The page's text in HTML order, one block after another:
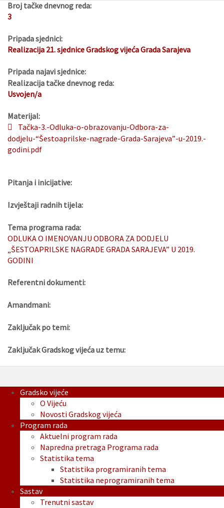
Broj tačke dnevnog reda:
3
Pripada sjednici:
Realizacija 21. sjednice Gradskog vijeća Grada Sarajeva
Pripada najavi sjednice:
Realizacija tačke dnevnog reda:
Usvojen/a
Materijal:
Tačka-3.-Odluka-o-obrazovanju-Odbora-za-
dodjelu-“Šestoaprilske-nagrade-Grada-Sarajeva”-u-2019.-
godini.pdf
Pitanja i inicijative:
Izvještaji radnih tijela:
Tema programa rada:
ODLUKA O IMENOVANJU ODBORA ZA DODJELU
„ŠESTOAPRILSKE NAGRADE GRADA SARAJEVA” U 2019.
GODINI
Referentni dokumenti:
Amandmani:
Zaključak po temi:
Zaključak Gradskog vijeća uz temu:
Gradsko vijeće
O Vijeću
Novosti Gradskog vijeća
Program rada
Aktuelni program rada
Napredna pretraga Programa rada
Statistika tema
Statistika programiranih tema
Statistika neprogramiranih tema
Sastav
Trenutni sastav